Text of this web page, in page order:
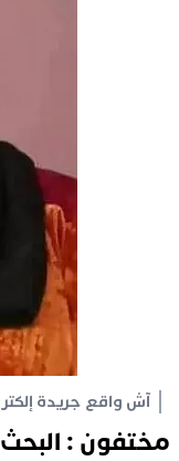
آش واقع جريدة
مختفون :